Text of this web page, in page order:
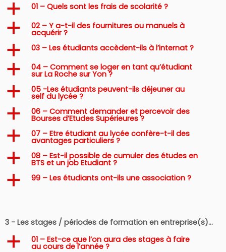
a 01 – Quels sont les frais de scolarité ?
a 02 – Y a-t-il des fournitures ou manuels à
acquérir ?
a 03 – Les étudiants accèdent-ils à l’internat ?
a 04 – Comment se loger en tant qu’étudiant
sur La Roche sur Yon ?
a 05 -Les étudiants peuvent-ils déjeuner au
self du lycée ?
a 06 – Comment demander et percevoir des
Bourses d’Etudes Supérieures ?
a 07 – Etre étudiant au lycée confère-t-il des
avantages particuliers ?
a 08 – Est-il possible de cumuler des études en
BTS et un job Etudiant ?
a 99 – Les étudiants ont-ils une association ?
3 - Les stages / périodes de formation en entreprise(s)…
a 01 – Est-ce que l’on aura des stages à faire
au cours de l’année ?